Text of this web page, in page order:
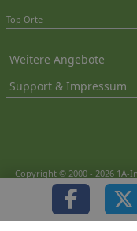
Top Orte
Weitere Angebote
Support & Impressum
Copyright © 2000 - 2026 1A-
08.08.2026| CFo: